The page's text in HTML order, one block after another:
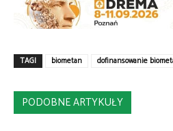
TAGI biometan dofinansowanie
PODOBNE ARTYKUŁY